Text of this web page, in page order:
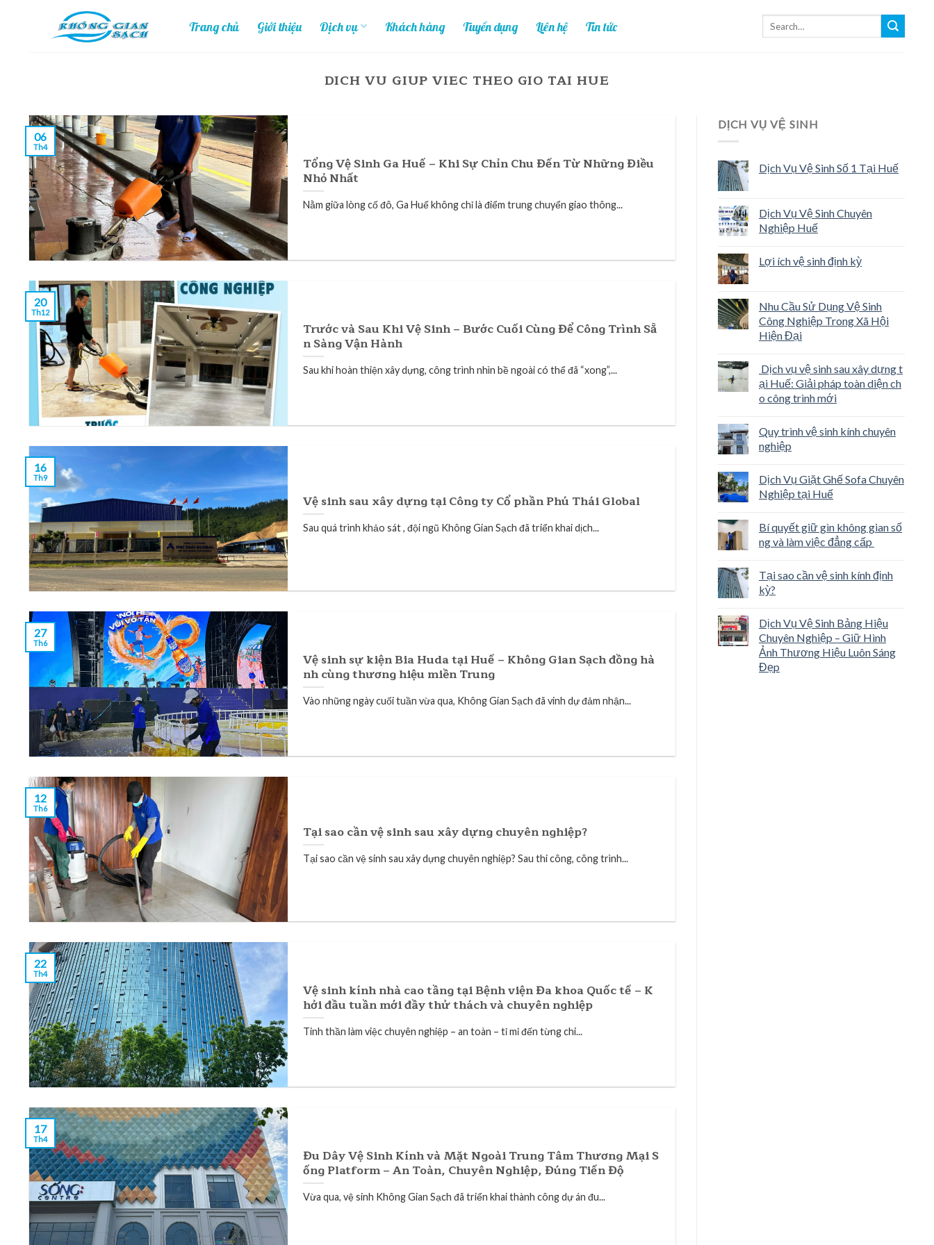
Trang chủ Giới thiệu Dịch vụ Khách hàng Tuyển dụng Liên hệ Tin tức
DICH VU GIUP VIEC THEO GIO TAI HUE
Tổng Vệ Sinh Ga Huế – Khi Sự Chỉn Chu Đến Từ Những Điều
Nhỏ Nhất
Nằm giữa lòng cố đô, Ga Huế không chỉ là điểm trung chuyển giao thông...
06
Th4
Trước và Sau Khi Vệ Sinh – Bước Cuối Cùng Để Công Trình Sẵ
n Sàng Vận Hành
Sau khi hoàn thiện xây dựng, công trình nhìn bề ngoài có thể đã “xong”,...
20
Th12
Vệ sinh sau xây dựng tại Công ty Cổ phần Phú Thái Global
Sau quá trình khảo sát , đội ngũ Không Gian Sạch đã triển khai dịch...
16
Th9
Vệ sinh sự kiện Bia Huda tại Huế – Không Gian Sạch đồng hà
nh cùng thương hiệu miền Trung
Vào những ngày cuối tuần vừa qua, Không Gian Sạch đã vinh dự đảm nhận...
27
Th6
Tại sao cần vệ sinh sau xây dựng chuyên nghiệp?
Tại sao cần vệ sinh sau xây dựng chuyên nghiệp? Sau thi công, công trình...
12
Th6
Vệ sinh kính nhà cao tầng tại Bệnh viện Đa khoa Quốc tế – K
hởi đầu tuần mới đầy thử thách và chuyên nghiệp
Tinh thần làm việc chuyên nghiệp – an toàn – tỉ mỉ đến từng chi...
22
Th4
Đu Dây Vệ Sinh Kính và Mặt Ngoài Trung Tâm Thương Mại S
ống Platform – An Toàn, Chuyên Nghiệp, Đúng Tiến Độ
Vừa qua, vệ sinh Không Gian Sạch đã triển khai thành công dự án đu...
17
Th4
DỊCH VỤ VỆ SINH
Dịch Vụ Vệ Sinh Số 1 Tại Huế
Dịch Vụ Vệ Sinh Chuyên
Nghiệp Huế
Lợi ích vệ sinh định kỳ
Nhu Cầu Sử Dụng Vệ Sinh
Công Nghiệp Trong Xã Hội
Hiện Đại
Dịch vụ vệ sinh sau xây dựng t
ại Huế: Giải pháp toàn diện ch
o công trình mới
Quy trình vệ sinh kính chuyên
nghiệp
Dịch Vụ Giặt Ghế Sofa Chuyên
Nghiệp tại Huế
Bí quyết giữ gìn không gian số
ng và làm việc đẳng cấp
Tại sao cần vệ sinh kính định
kỳ?
Dịch Vụ Vệ Sinh Bảng Hiệu
Chuyên Nghiệp – Giữ Hình
Ảnh Thương Hiệu Luôn Sáng
Đẹp